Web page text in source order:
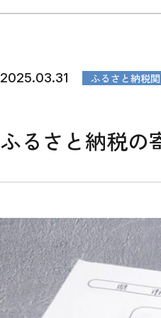
2025.03.31 ふるさと納税
ふるさと納税の